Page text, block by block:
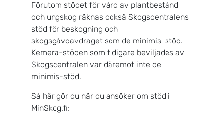
Förutom stödet för vård av plantbestånd
och ungskog räknas också Skogscentralens
stöd för beskogning och
skogsgåvoavdraget som de minimis-stöd.
Kemera-stöden som tidigare beviljades av
Skogscentralen var däremot inte de
minimis-stöd.
Så här gör du när du ansöker om stöd i
MinSkog.fi: